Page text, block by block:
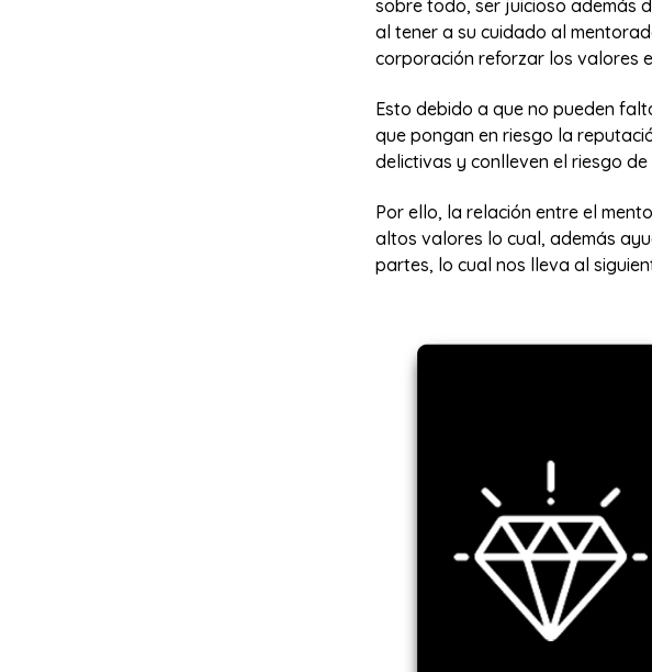
sobre todo, ser juicioso además
al tener a su cuidado al
corporación reforzar los valores
Esto debido a que no pueden
que pongan en riesgo la
delictivas y conlleven el riesgo
Por ello, la relación entre el
altos valores lo cual, además
partes, lo cual nos lleva al